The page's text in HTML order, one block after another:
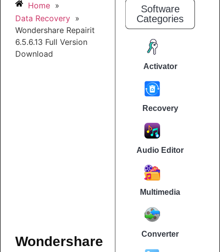
Home »
Data Recovery »
Wondershare Repairit
6.5.6.13 Full Version
Download
Wondershare
Software
Categories
Activator
Recovery
Audio Editor
Multimedia
Converter